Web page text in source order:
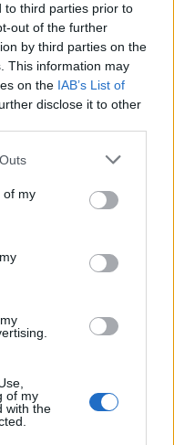
to third parties prior to
out of the further
by third parties on the
This information may
on the IAB’s List of
disclose it to other
one or more Google
You may click to
its third-party tags to
in below Google
of my
of my
with the
trentino
e montagna,
Mondo di sci,
per le terre